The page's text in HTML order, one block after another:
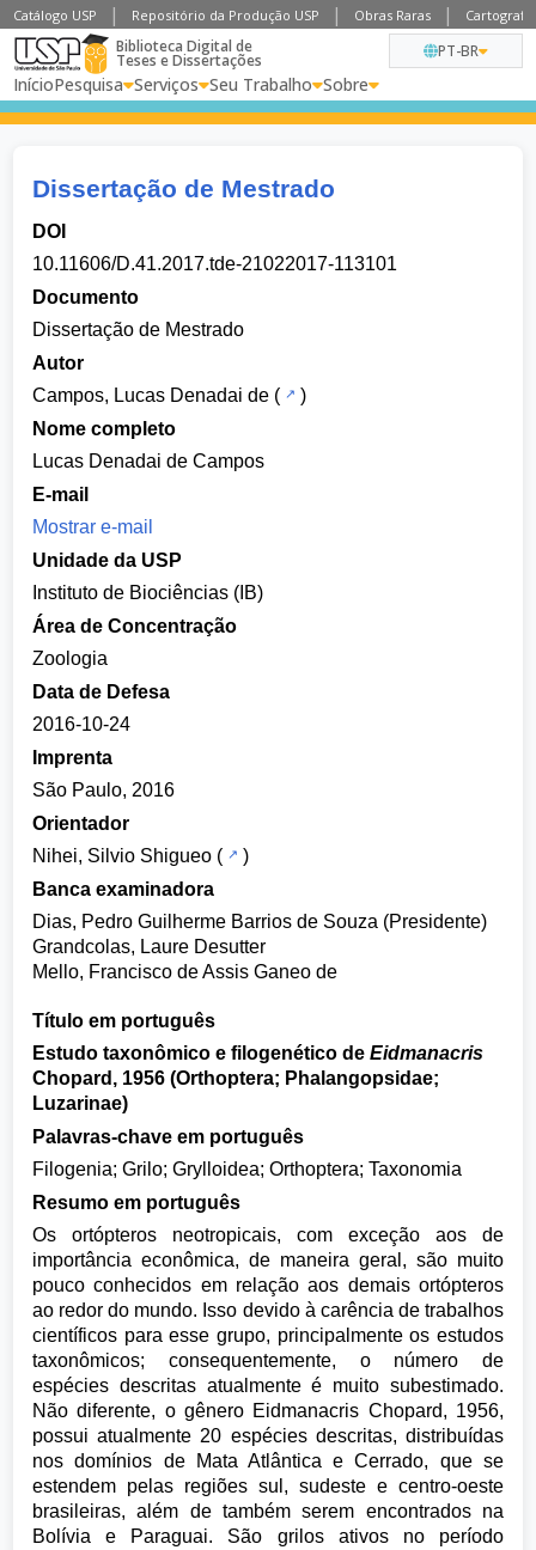
Catálogo USP Repositório da Produção USP Obras Raras
Biblioteca Digital de
Teses e Dissertações
InícioPesquisa Serviços Seu Trabalho Sobre
PT-BR
Dissertação de Mestrado
DOI
10.11606/D.41.2017.tde-21022017-113101
Documento
Dissertação de Mestrado
Autor
Campos, Lucas Denadai de (
)
Nome completo
Lucas Denadai de Campos
E-mail
Mostrar e-mail
Unidade da USP
Instituto de Biociências (IB)
Área de Concentração
Zoologia
Data de Defesa
2016-10-24
Imprenta
São Paulo, 2016
Orientador
Nihei, Silvio Shigueo (
)
Banca examinadora
Dias, Pedro Guilherme Barrios de Souza (Presidente)
Grandcolas, Laure Desutter
Mello, Francisco de Assis Ganeo de
Título em português
Estudo taxonômico e filogenético deEidmanacris
Chopard, 1956 (Orthoptera; Phalangopsidae;
Luzarinae)
Palavras-chave em português
Filogenia; Grilo; Grylloidea; Orthoptera; Taxonomia
Resumo em português
Os ortópteros neotropicais, com exceção aos de
importância econômica, de maneira geral, são muito
pouco conhecidos em relação aos demais ortópteros
ao redor do mundo. Isso devido à carência de trabalhos
científicos para esse grupo, principalmente os estudos
taxonômicos; consequentemente, o número de
espécies descritas atualmente é muito subestimado.
Não diferente, o gênero Eidmanacris Chopard, 1956,
possui atualmente 20 espécies descritas, distribuídas
nos domínios de Mata Atlântica e Cerrado, que se
estendem pelas regiões sul, sudeste e centro-oeste
brasileiras, além de também serem encontrados na
Bolívia e Paraguai. São grilos ativos no período